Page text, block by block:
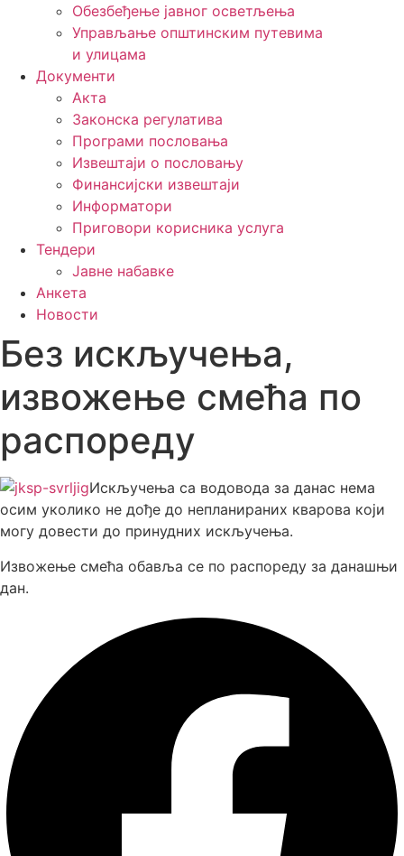
Обезбеђење јавног осветљења
Управљање општинским путевима
и улицама
Документи
Акта
Законска регулатива
Програми пословања
Извештаји о пословању
Финансијски извештаји
Информатори
Приговори корисника услуга
Тендери
Јавне набавке
Анкета
Новости
Без искључења,
извожење смећа по
распореду
Искључења са водовода за данас нема
осим уколико не дође до непланираних кварова који
могу довести до принудних искључења.
Извожење смећа обавља се по распореду за данашњи
дан.